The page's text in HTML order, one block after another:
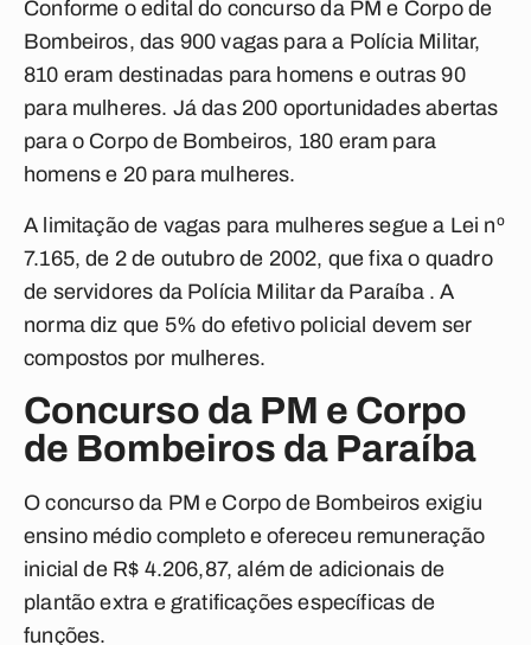
Conforme o edital do concurso da PM e Corpo de
Bombeiros, das 900 vagas para a Polícia Militar,
810 eram destinadas para homens e outras 90
para mulheres. Já das 200 oportunidades abertas
para o Corpo de Bombeiros, 180 eram para
homens e 20 para mulheres.
A limitação de vagas para mulheres segue a Lei nº
7.165, de 2 de outubro de 2002, que fixa o quadro
de servidores da Polícia Militar da Paraíba . A
norma diz que 5% do efetivo policial devem ser
compostos por mulheres.
Concurso da PM e Corpo
de Bombeiros da Paraíba
O concurso da PM e Corpo de Bombeiros exigiu
ensino médio completo e ofereceu remuneração
inicial de R$ 4.206,87, além de adicionais de
plantão extra e gratificações específicas de
funções.